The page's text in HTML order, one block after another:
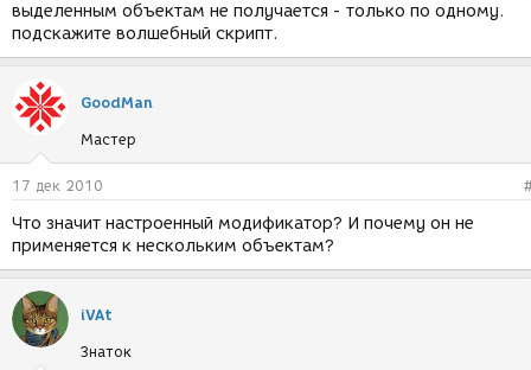
выделенным объектам не получается - только по одному.
подскажите волшебный скрипт.
GoodMan
Мастер
17 дек 2010
Что значит настроенный модификатор? И почему он не
применяется к нескольким объектам?
iVAt
Знаток